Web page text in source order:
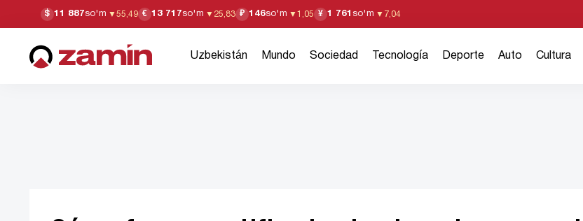
$ 11 887so'm ▼55,49 € 13 717so'm ▼ 25,83 ₽ 146so'm ▼1,05 ¥ 1 761 so'm ▼ 7,04
Uzbekistán Mundo Sociedad Tecnología Deporte Auto Cultura